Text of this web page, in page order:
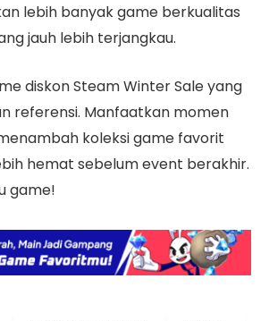
lebih banyak game berkualitas
jauh lebih terjangkau.
diskon Steam Winter Sale yang
referensi. Manfaatkan momen
koleksi game favorit
hemat sebelum event berakhir.
game!